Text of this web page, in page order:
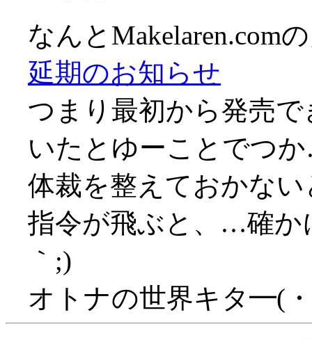
なんとMakelaren.com
延期のお知らせ
つまり最初から発売
いたとゆーことでつ
体裁を整えておかな
指令が飛ぶと、…確か
｀;)
オトナの世界キタ━(